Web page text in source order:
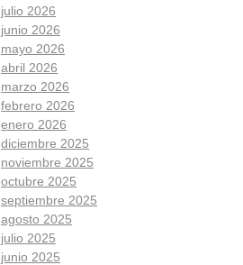
julio 2026
junio 2026
mayo 2026
abril 2026
marzo 2026
febrero 2026
enero 2026
diciembre 2025
noviembre 2025
octubre 2025
septiembre 2025
agosto 2025
julio 2025
junio 2025